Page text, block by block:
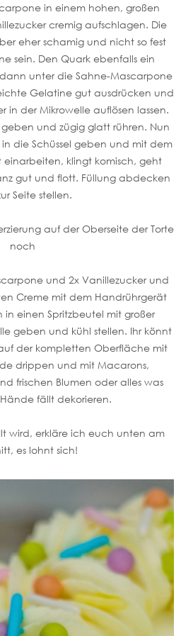
in einem hohen, großen
cremig aufschlagen. Die
eher schamig und nicht so fest
sein. Den Quark ebenfalls ein
unter die Sahne-Mascarpone
Gelatine gut ausdrücken und
in der Mikrowelle auflösen lassen.
und zügig glatt rühren. Nun
die Schüssel geben und mit dem
klingt komisch, geht
gut und flott. Füllung abdecken
Seite stellen.
auf der Oberseite der Torte
noch
und 2x Vanillezucker und
Creme mit dem Handrührgerät
in einen Spritzbeutel mit großer
geben und kühl stellen. Ihr könnt
der kompletten Oberfläche mit
drippen und mit Macarons,
frischen Blumen oder alles was
fällt dekorieren.
wird, erkläre ich euch unten am
es lohnt sich!